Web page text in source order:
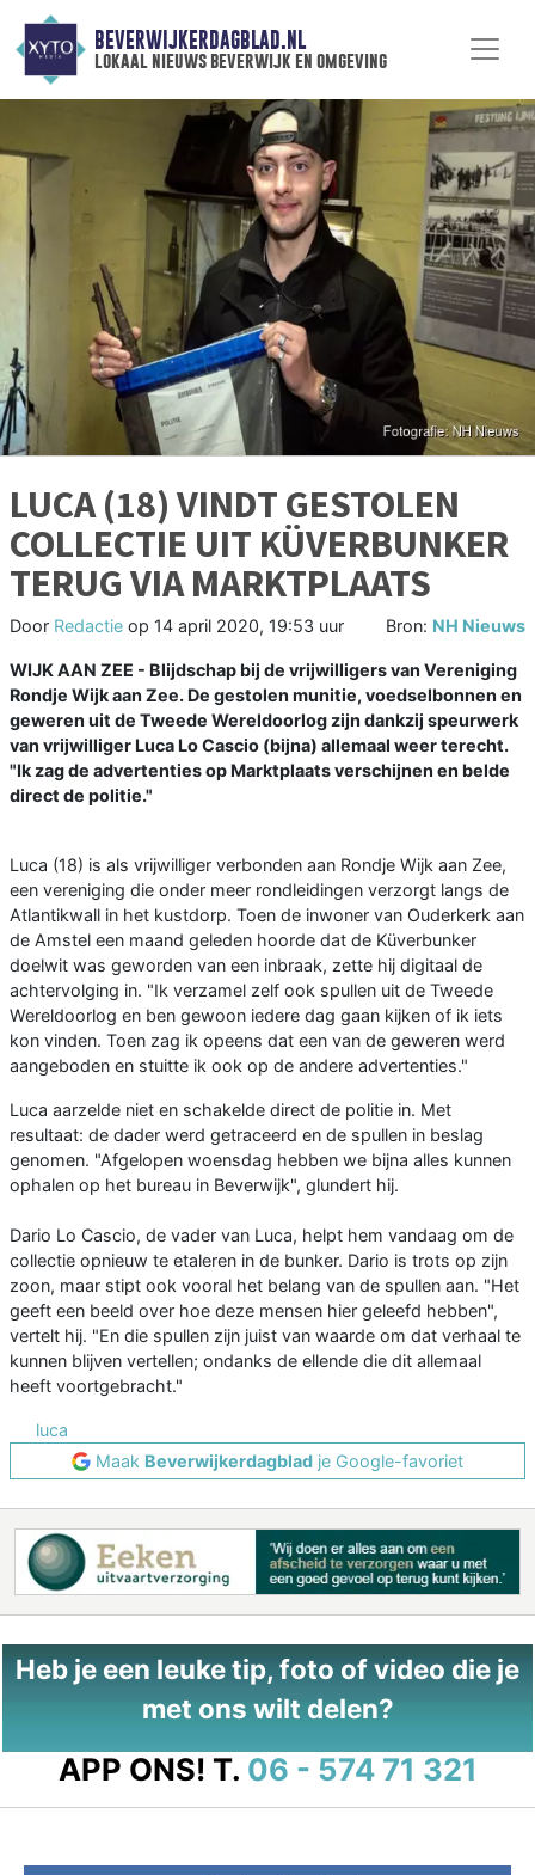
BEVERWIJKERDAGBLAD.NL
lokaal nieuws beverwijk en omgeving
LUCA (18) VINDT GESTOLEN
COLLECTIE UIT KÜVERBUNKER
TERUG VIA MARKTPLAATS
Door Redactie op 14 april 2020, 19:53 uur Bron: NH Nieuws
WIJK AAN ZEE - Blijdschap bij de vrijwilligers van Vereniging
Rondje Wijk aan Zee. De gestolen munitie, voedselbonnen en
geweren uit de Tweede Wereldoorlog zijn dankzij speurwerk
van vrijwilliger Luca Lo Cascio (bijna) allemaal weer terecht.
"Ik zag de advertenties op Marktplaats verschijnen en belde
direct de politie."
Luca (18) is als vrijwilliger verbonden aan Rondje Wijk aan Zee,
een vereniging die onder meer rondleidingen verzorgt langs de
Atlantikwall in het kustdorp. Toen de inwoner van Ouderkerk aan
de Amstel een maand geleden hoorde dat de Küverbunker
doelwit was geworden van een inbraak, zette hij digitaal de
achtervolging in. "Ik verzamel zelf ook spullen uit de Tweede
Wereldoorlog en ben gewoon iedere dag gaan kijken of ik iets
kon vinden. Toen zag ik opeens dat een van de geweren werd
aangeboden en stuitte ik ook op de andere advertenties."
Luca aarzelde niet en schakelde direct de politie in. Met
resultaat: de dader werd getraceerd en de spullen in beslag
genomen. "Afgelopen woensdag hebben we bijna alles kunnen
ophalen op het bureau in Beverwijk", glundert hij.
Dario Lo Cascio, de vader van Luca, helpt hem vandaag om de
collectie opnieuw te etaleren in de bunker. Dario is trots op zijn
zoon, maar stipt ook vooral het belang van de spullen aan. "Het
geeft een beeld over hoe deze mensen hier geleefd hebben",
vertelt hij. "En die spullen zijn juist van waarde om dat verhaal te
kunnen blijven vertellen; ondanks de ellende die dit allemaal
heeft voortgebracht."
luca
Maak Beverwijkerdagblad je Google-favoriet
Heb je een leuke tip, foto of video die je
met ons wilt delen?
APP ONS! T. 06 - 574 71 321